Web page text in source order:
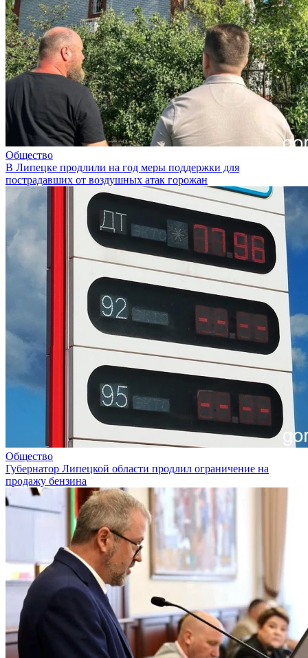
Общество
В Липецке продлили на год меры поддержки для
пострадавших от воздушных атак горожан
Общество
Губернатор Липецкой области продлил ограничение на
продажу бензина